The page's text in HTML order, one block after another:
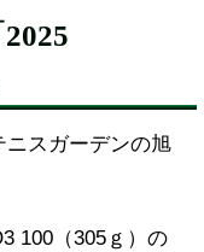
スガーデンの旭
100（305ｇ）の